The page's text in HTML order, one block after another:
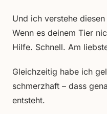
Und ich verstehe
Wenn es deinem Tier
Hilfe. Schnell. Am
Gleichzeitig habe ich
schmerzhaft – dass
entsteht.